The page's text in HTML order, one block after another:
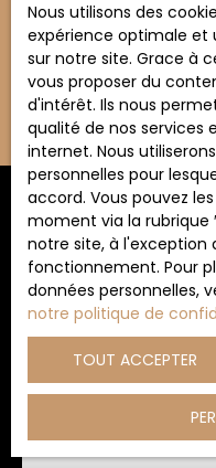
Surface min (m²)
Pertinence
Trier par
Nous utilisons des
expérience optimale
sur notre site. Grace à
vous proposer du
d'intérêt. Ils nous
qualité de nos services
internet. Nous
personnelles pour
accord. Vous pouvez
moment via la rubrique
notre site, à l'exception
fonctionnement. Pour
données personnelles,
notre politique de
TOUT ACCEPTER